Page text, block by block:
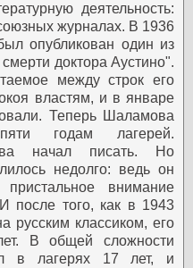
деятельность:
журналах. В 1936
опубликован один из
доктора Аустино".
между строк его
властям, и в январе
Теперь Шаламова
годам лагерей.
начал писать. Но
недолго: ведь он
внимание
после того, как в 1943
русским классиком, его
В общей сложности
в лагерях 17 лет, и